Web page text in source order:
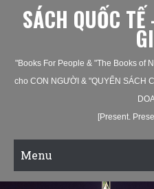
SÁCH QUỐC
"Books For People & "The Books of
cho CON NGƯỜI & "QUYỂN SÁCH
[Present.
Menu